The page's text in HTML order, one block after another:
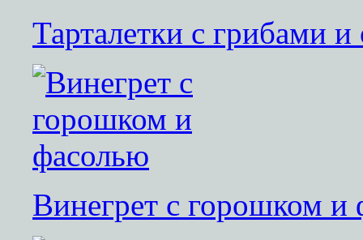
Тарталетки с грибами
Винегрет с горошком и